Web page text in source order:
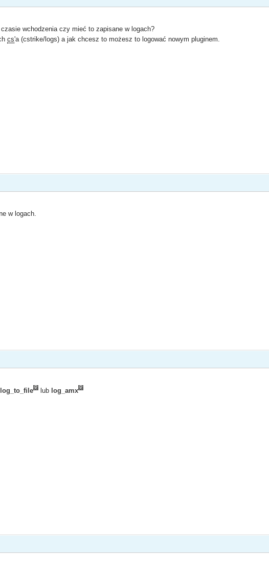
wchodzenia czy mieć to zapisane w logach?
cs'a (cstrike/logs) a jak chcesz to możesz to logować nowym pluginem.
w logach.
log_to_file lub log_amx